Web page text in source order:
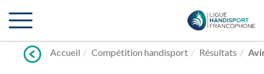
vers
Accueil
Compétition handisport Résultats